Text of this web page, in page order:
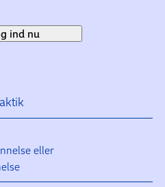
ind nu
eller